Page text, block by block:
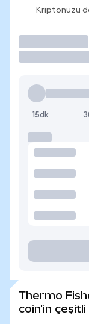
Kriptonuzu
15dk
Thermo
coin'in